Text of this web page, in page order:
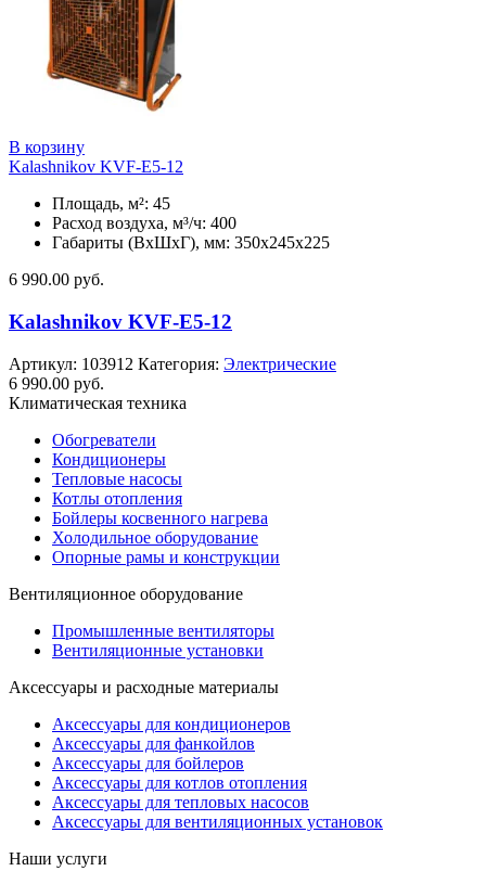
В корзину
Kalashnikov KVF-E5-12
Площадь, м²: 45
Расход воздуха, м³/ч: 400
Габариты (ВхШхГ), мм: 350x245x225
6 990.00 руб.
Kalashnikov KVF-E5-12
Артикул: 103912 Категория: Электрические
6 990.00 руб.
Климатическая техника
Обогреватели
Кондиционеры
Тепловые насосы
Котлы отопления
Бойлеры косвенного нагрева
Холодильное оборудование
Опорные рамы и конструкции
Вентиляционное оборудование
Промышленные вентиляторы
Вентиляционные установки
Аксессуары и расходные материалы
Аксессуары для кондиционеров
Аксессуары для фанкойлов
Аксессуары для бойлеров
Аксессуары для котлов отопления
Аксессуары для тепловых насосов
Аксессуары для вентиляционных установок
Наши услуги